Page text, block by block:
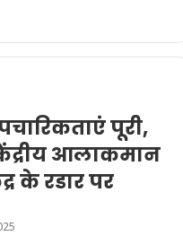
पूरी,
आलाकमान
के रडार पर